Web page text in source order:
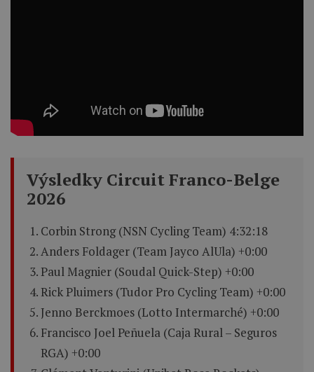
Výsledky Circuit Franco-Belge
2026
Corbin Strong (NSN Cycling Team) 4:32:18
Anders Foldager (Team Jayco AlUla) +0:00
Paul Magnier (Soudal Quick-Step) +0:00
Rick Pluimers (Tudor Pro Cycling Team) +0:00
Jenno Berckmoes (Lotto Intermarché) +0:00
Francisco Joel Peñuela (Caja Rural – Seguros
RGA) +0:00